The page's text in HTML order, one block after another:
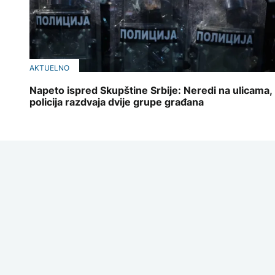
AKTUELNO
Napeto ispred Skupštine Srbije: Neredi na ulicama,
policija razdvaja dvije grupe građana